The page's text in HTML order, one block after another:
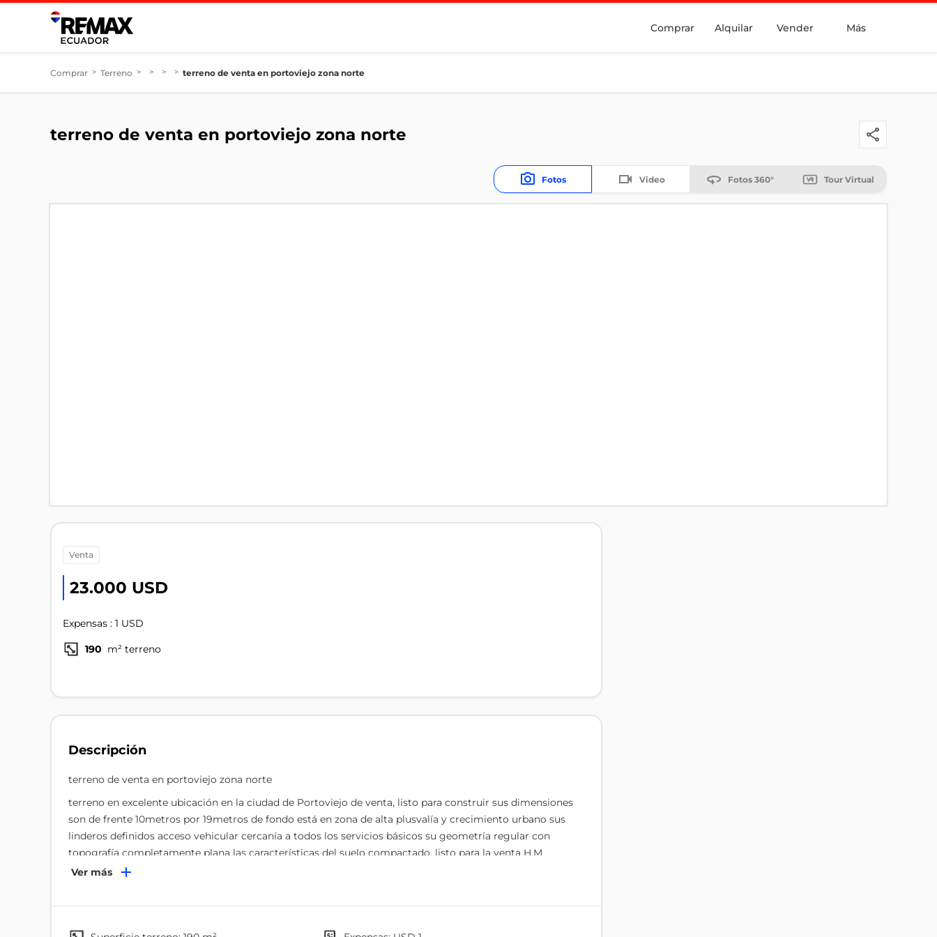
Comprar Alquilar Vender Más
Comprar > Terreno > > > > terreno de venta en portoviejo zona norte
terreno de venta en portoviejo zona norte
Fotos Video Fotos 360° Tour Virtual
venta
23.000 USD
Expensas : 1 USD
190 m² terreno
Descripción
terreno de venta en portoviejo zona norte
terreno en excelente ubicación en la ciudad de Portoviejo de venta, listo para construir sus dimensiones
son de frente 10metros por 19metros de fondo está en zona de alta plusvalía y crecimiento urbano sus
linderos definidos acceso vehicular cercanía a todos los servicios básicos su geometría regular con
topografía completamente plana las características del suelo compactado. listo para la venta H.M
Ver más